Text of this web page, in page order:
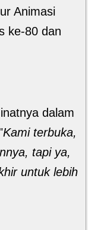
Animasi
ke-80 dan
dalam
Kami terbuka,
tapi ya,
untuk lebih